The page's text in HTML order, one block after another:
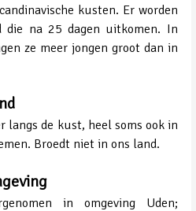
kusten. Er worden
die na 25 dagen uitkomen. In
ze meer jongen groot dan in
langs de kust, heel soms ook in
Broedt niet in ons land.
in omgeving Uden;